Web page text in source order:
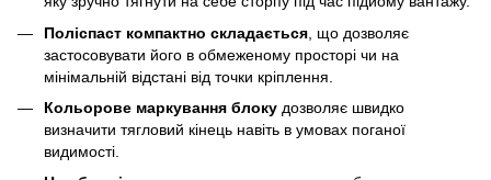
Поліспаст компактно складається , що дозволяє
застосовувати його в обмеженому просторі чи на
мінімальній відстані від точки кріплення.
Кольорове маркування блоку дозволяє швидко
визначити тягловий кінець навіть в умовах поганої
видимості.